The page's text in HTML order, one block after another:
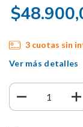
3 cuotas sin
Ver más detalles